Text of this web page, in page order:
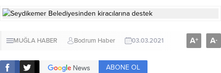
MUĞLA HABER Bodrum Haber 03.03.2021 A+ A-
ABONE OL